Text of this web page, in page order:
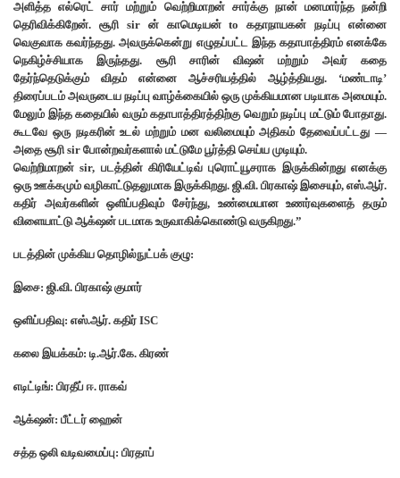
அளித்த எல்ரெட் சார் மற்றும் வெற்றிமாறன் சார்க்கு நான் மனமார்ந்த நன்றி
தெரிவிக்கிறேன். சூரி sir ன் காமெடியன் to கதாநாயகன் நடிப்பு என்னை
வெகுவாக கவர்ந்தது. அவருக்கென்று எழுதப்பட்ட இந்த கதாபாத்திரம் எனக்கே
நெகிழ்ச்சியாக இருந்தது. சூரி சாரின் விஷன் மற்றும் அவர் கதை
தேர்ந்தெடுக்கும் விதம் என்னை ஆச்சரியத்தில் ஆழ்த்தியது. ‘மண்டாடி’
திரைப்படம் அவருடைய நடிப்பு வாழ்க்கையில் ஒரு முக்கியமான படியாக அமையும்.
மேலும் இந்த கதையில் வரும் கதாபாத்திரத்திற்கு வெறும் நடிப்பு மட்டும் போதாது.
கூடவே ஒரு நடிகரின் உடல் மற்றும் மன வலிமையும் அதிகம் தேவைப்பட்டது —
அதை சூரி sir போன்றவர்களால் மட்டுமே பூர்த்தி செய்ய முடியும்.
வெற்றிமாறன் sir, படத்தின் கிரியேட்டிவ் புரொட்யூசராக இருக்கின்றது எனக்கு
ஒரு ஊக்கமும் வழிகாட்டுதலுமாக இருக்கிறது. ஜி.வி. பிரகாஷ் இசையும், எஸ்.ஆர்.
கதிர் அவர்களின் ஒளிப்பதிவும் சேர்ந்து, உண்மையான உணர்வுகளைத் தரும்
விளையாட்டு ஆக்‌ஷன் படமாக உருவாகிக்கொண்டு வருகிறது.”
படத்தின் முக்கிய தொழில்நுட்பக் குழு:
இசை: ஜி.வி. பிரகாஷ் குமார்
ஒளிப்பதிவு: எஸ்.ஆர். கதிர் ISC
கலை இயக்கம்: டி.ஆர்.கே. கிரண்
எடிட்டிங்: பிரதீப் ஈ. ராகவ்
ஆக்‌ஷன்: பீட்டர் ஹைன்
சத்த ஒலி வடிவமைப்பு: பிரதாப்